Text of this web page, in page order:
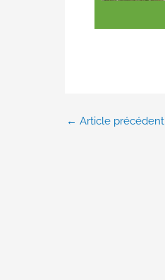
← Article précédent